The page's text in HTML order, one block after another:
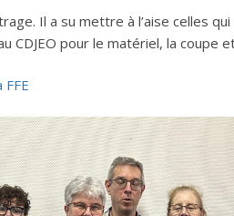
Il a su mettre à l’aise celles
CDJEO pour le matériel, la coupe